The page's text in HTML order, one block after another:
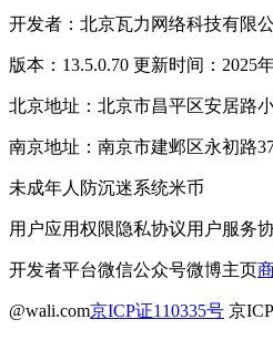
开发者：北京瓦力网络科技有限
版本：13.5.0.70 更新时间：2025
北京地址：北京市昌平区安居路
南京地址：南京市建邺区永初路
未成年人防沉迷系统米币
用户应用权限隐私协议用户服务
开发者平台微信公众号微博主页
@wali.com京ICP证110335号 京